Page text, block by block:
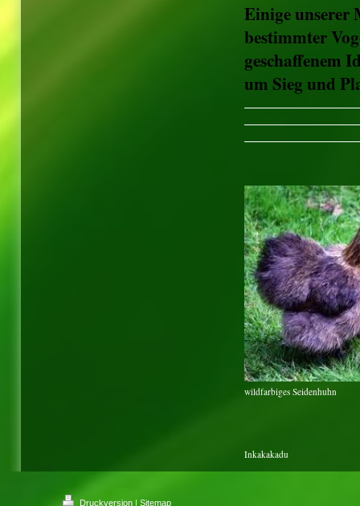
Einige unserer
bestimmter
geschaffenem
um Sieg und
wildfarbiges Seidenhuhn
Inkakakadu
Druckversion Sitemap